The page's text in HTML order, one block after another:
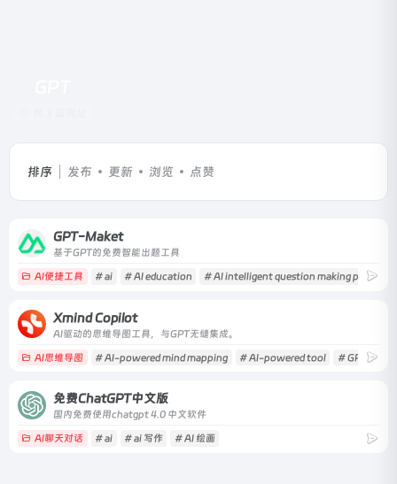
排序 发布 更新 浏览 点赞
GPT-Maket
基于GPT的免费智能出题工具
AI便捷工具 # ai # AI education # AI intelligent question making platform
Xmind Copilot
AI驱动的思维导图工具，与GPT无缝集成。
AI思维导图 # AI-powered mind mapping # AI-powered tool # GPT
免费ChatGPT中文版
国内免费使用chatgpt 4.0 中文软件
AI聊天对话 # ai # ai 写作 # AI 绘画